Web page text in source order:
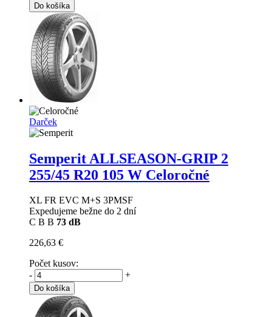
Do košíka
Darček
Semperit ALLSEASON-GRIP 2
255/45 R20 105 W Celoročné
XL FR EVC M+S 3PMSF
Expedujeme bežne do 2 dní
C B B 73 dB
226,63 €
Počet kusov:
-
+
Do košíka